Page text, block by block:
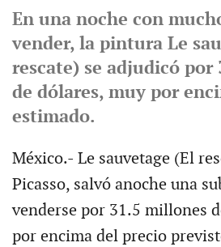
En una noche con
vender, la pintura Le
rescate) se adjudicó por
de dólares, muy por
estimado.
México.- Le sauvetage (El
Picasso, salvó anoche una
venderse por 31.5 millones
por encima del precio